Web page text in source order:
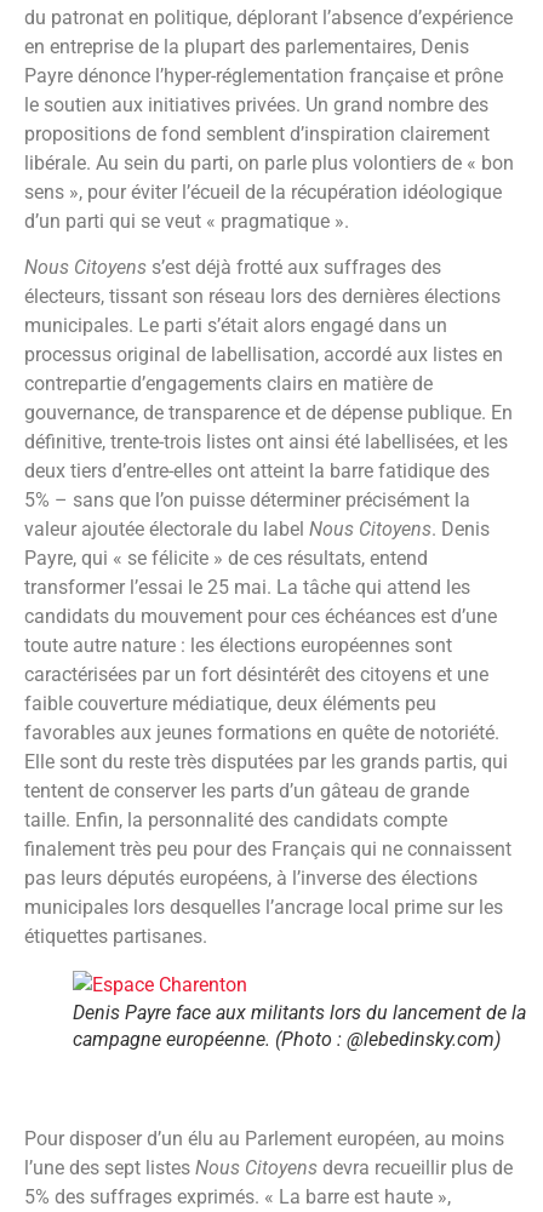
du patronat en politique, déplorant l’absence d’expérience
en entreprise de la plupart des parlementaires, Denis
Payre dénonce l’hyper-réglementation française et prône
le soutien aux initiatives privées. Un grand nombre des
propositions de fond semblent d’inspiration clairement
libérale. Au sein du parti, on parle plus volontiers de « bon
sens », pour éviter l’écueil de la récupération idéologique
d’un parti qui se veut « pragmatique ».
Nous Citoyens s’est déjà frotté aux suffrages des
électeurs, tissant son réseau lors des dernières élections
municipales. Le parti s’était alors engagé dans un
processus original de labellisation, accordé aux listes en
contrepartie d’engagements clairs en matière de
gouvernance, de transparence et de dépense publique. En
définitive, trente-trois listes ont ainsi été labellisées, et les
deux tiers d’entre-elles ont atteint la barre fatidique des
5% – sans que l’on puisse déterminer précisément la
valeur ajoutée électorale du label Nous Citoyens. Denis
Payre, qui « se félicite » de ces résultats, entend
transformer l’essai le 25 mai. La tâche qui attend les
candidats du mouvement pour ces échéances est d’une
toute autre nature : les élections européennes sont
caractérisées par un fort désintérêt des citoyens et une
faible couverture médiatique, deux éléments peu
favorables aux jeunes formations en quête de notoriété.
Elle sont du reste très disputées par les grands partis, qui
tentent de conserver les parts d’un gâteau de grande
taille. Enfin, la personnalité des candidats compte
finalement très peu pour des Français qui ne connaissent
pas leurs députés européens, à l’inverse des élections
municipales lors desquelles l’ancrage local prime sur les
étiquettes partisanes.
Denis Payre face aux militants lors du lancement de la
campagne européenne. (Photo : @lebedinsky.com)
Pour disposer d’un élu au Parlement européen, au moins
l’une des sept listes Nous Citoyens devra recueillir plus de
5% des suffrages exprimés. « La barre est haute »,